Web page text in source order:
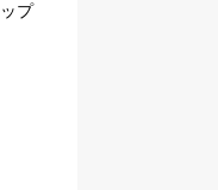
ップ